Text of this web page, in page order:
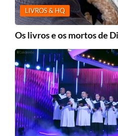
LIVROS & HQ
Os livros e os mortos de